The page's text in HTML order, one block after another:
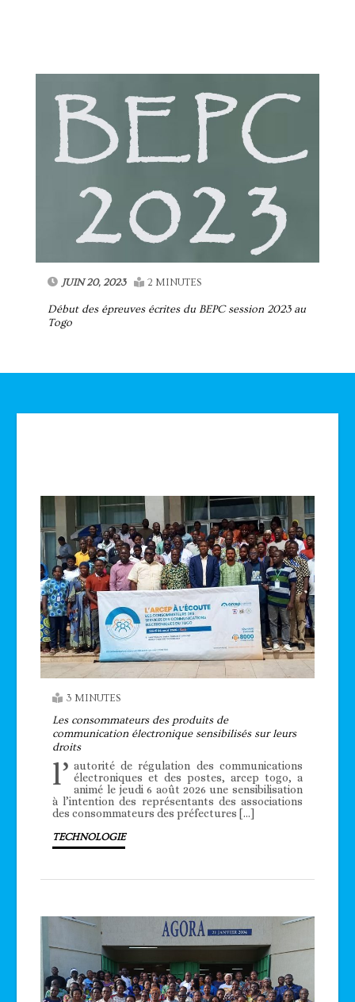
JUIN 20, 2023 2 MINUTES
Début des épreuves écrites du BEPC session 2023 au
Togo
3 MINUTES
Les consommateurs des produits de
communication électronique sensibilisés sur leurs
droits
l’ autorité de régulation des communications
électroniques et des postes, arcep togo, a
animé le jeudi 6 août 2026 une sensibilisation
à l’intention des représentants des associations
des consommateurs des préfectures […]
TECHNOLOGIE